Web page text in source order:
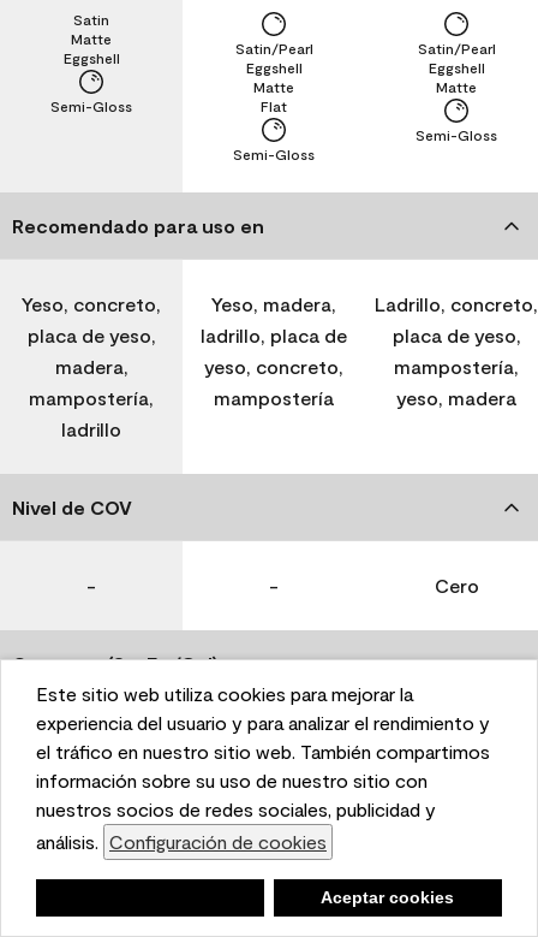
This website uses cookies to enhance user experience
and to analyze performance and traffic on our website.
We also share information about your use of our site
with our social media, advertising, and analytics
partners. Cookie Settings
Accept Cookies
Este sitio web utiliza cookies para mejorar la
experiencia del usuario y para analizar el rendimiento y
el tráfico en nuestro sitio web. También compartimos
información sobre su uso de nuestro sitio con
nuestros socios de redes sociales, publicidad y
análisis. Configuración de cookies
Aceptar cookies
Semi-Gloss
Eggshell
Matte
Satin
Semi-Gloss
Flat
Matte
Eggshell
Satin/Pearl
Semi-Gloss
Matte
Eggshell
Satin/Pearl
Recomendado para uso en
Yeso, concreto,
placa de yeso,
madera,
mampostería,
ladrillo
Yeso, madera,
ladrillo, placa de
yeso, concreto,
mampostería
Ladrillo, concreto,
placa de yeso,
mampostería,
yeso, madera
Nivel de COV
- - Cero
Coverage (Sq. Ft./Gal)
350-400 400-450 400-450
Tiempo de secado
1 hora